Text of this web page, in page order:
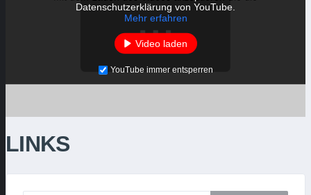
Datenschutzerklärung von YouTube.
Mehr erfahren
Video laden
YouTube immer entsperren
LINKS